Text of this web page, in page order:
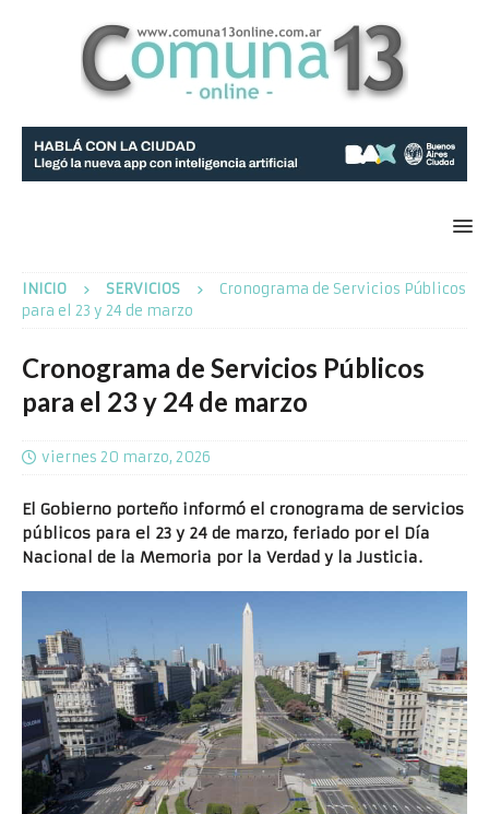
INICIO SERVICIOS
Cronograma de Servicios Públicos
para el 23 y 24 de marzo
Cronograma de Servicios Públicos
para el 23 y 24 de marzo
viernes 20 marzo, 2026
El Gobierno porteño informó el cronograma de servicios
públicos para el 23 y 24 de marzo, feriado por el Día
Nacional de la Memoria por la Verdad y la Justicia.